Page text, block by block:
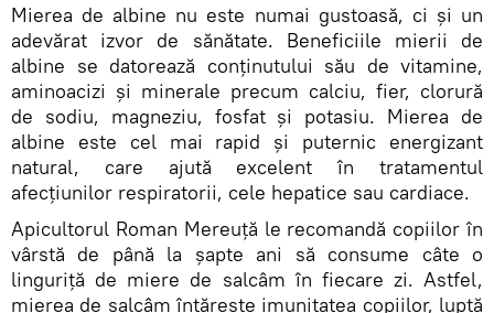
Mierea de albine nu este numai gustoasă, ci și un
adevărat izvor de sănătate. Beneficiile mierii de
albine se datorează conținutului său de vitamine,
aminoacizi și minerale precum calciu, fier, clorură
de sodiu, magneziu, fosfat și potasiu. Mierea de
albine este cel mai rapid și puternic energizant
natural, care ajută excelent în tratamentul
afecțiunilor respiratorii, cele hepatice sau cardiace.
Apicultorul Roman Mereuță le recomandă copiilor în
vârstă de până la șapte ani să consume câte o
linguriță de miere de salcâm în fiecare zi. Astfel,
mierea de salcâm întărește imunitatea copiilor, luptă